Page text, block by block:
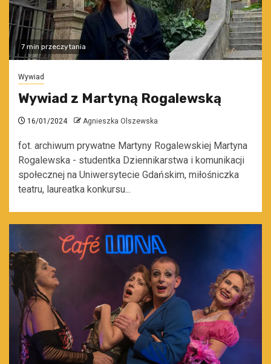
7 min przeczytania
Wywiad
Wywiad z Martyną Rogalewską
16/01/2024 Agnieszka Olszewska
fot. archiwum prywatne Martyny Rogalewskiej Martyna
Rogalewska - studentka Dziennikarstwa i komunikacji
społecznej na Uniwersytecie Gdańskim, miłośniczka
teatru, laureatka konkursu...